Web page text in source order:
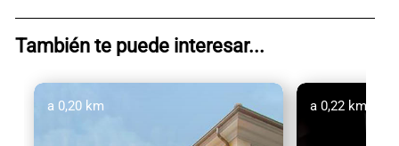
También te puede interesar...
a 0,20 km a 0,22 km